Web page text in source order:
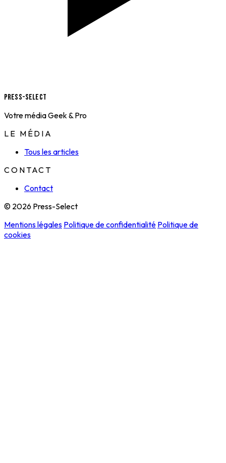
Press-Select
Votre média Geek & Pro
LE MÉDIA
Tous les articles
CONTACT
Contact
© 2026 Press-Select
Mentions légales Politique de confidentialité Politique de
cookies